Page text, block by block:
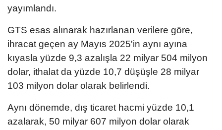
yayımlandı.
GTS esas alınarak hazırlanan verilere göre,
ihracat geçen ay Mayıs 2025'in aynı ayına
kıyasla yüzde 9,3 azalışla 22 milyar 504 milyon
dolar, ithalat da yüzde 10,7 düşüşle 28 milyar
103 milyon dolar olarak belirlendi.
Aynı dönemde, dış ticaret hacmi yüzde 10,1
azalarak, 50 milyar 607 milyon dolar olarak